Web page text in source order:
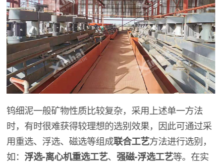
钨细泥一般矿物性质比较复杂，采用上述单一方法
时，有时很难获得较理想的选别效果，因此可通过采
用重选、浮选、磁选等组成联合工艺方法进行选别，
如：浮选-离心机重选工艺、 强磁-浮选工艺等。在实